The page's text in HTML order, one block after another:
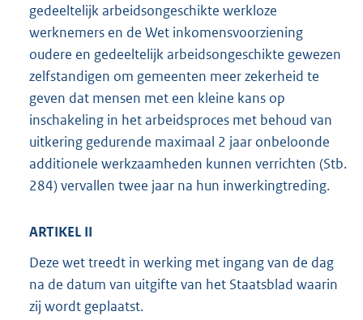
gedeeltelijk arbeidsongeschikte werkloze
werknemers en de Wet inkomensvoorziening
oudere en gedeeltelijk arbeidsongeschikte gewezen
zelfstandigen om gemeenten meer zekerheid te
geven dat mensen met een kleine kans op
inschakeling in het arbeidsproces met behoud van
uitkering gedurende maximaal 2 jaar onbeloonde
additionele werkzaamheden kunnen verrichten (Stb.
284) vervallen twee jaar na hun inwerkingtreding.
ARTIKEL II
Deze wet treedt in werking met ingang van de dag
na de datum van uitgifte van het Staatsblad waarin
zij wordt geplaatst.